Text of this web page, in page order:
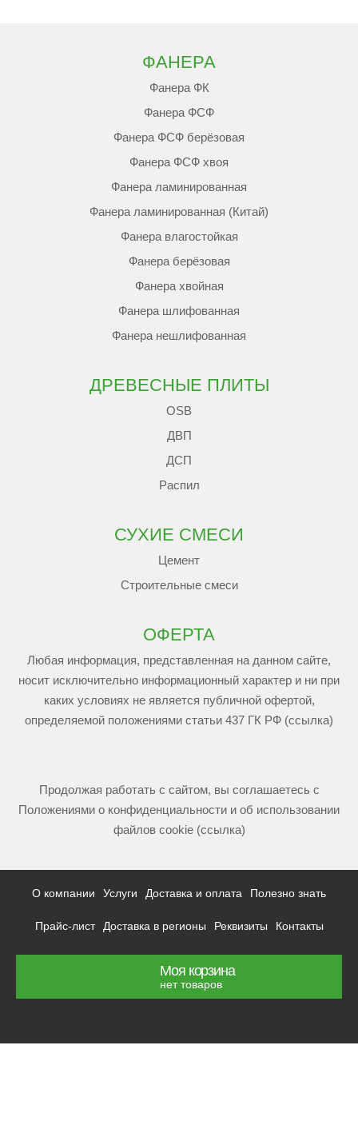
ФАНЕРА
Фанера ФК
Фанера ФСФ
Фанера ФСФ берёзовая
Фанера ФСФ хвоя
Фанера ламинированная
Фанера ламинированная (Китай)
Фанера влагостойкая
Фанера берёзовая
Фанера хвойная
Фанера шлифованная
Фанера нешлифованная
ДРЕВЕСНЫЕ ПЛИТЫ
OSB
ДВП
ДСП
Распил
СУХИЕ СМЕСИ
Цемент
Строительные смеси
ОФЕРТА
Любая информация, представленная на данном сайте,
носит исключительно информационный характер и ни при
каких условиях не является публичной офертой,
определяемой положениями статьи 437 ГК РФ (ссылка)
Продолжая работать с сайтом, вы соглашаетесь с
Положениями о конфиденциальности и об использовании
файлов cookie (ссылка)
О компании Услуги Доставка и оплата Полезно знать
Прайс-лист Доставка в регионы Реквизиты Контакты
Моя корзина
нет товаров